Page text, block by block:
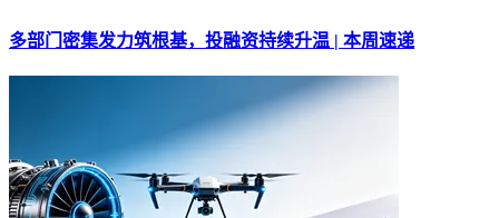
多部门密集发力筑根基，投融资持续升温 | 本周速递